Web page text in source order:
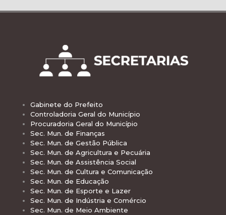
Gabinete do Prefeito
Controladoria Geral do Município
Procuradoria Geral do Município
Sec. Mun. de Finanças
Sec. Mun. de Gestão Pública
Sec. Mun. de Agricultura e Pecuária
Sec. Mun. de Assistência Social
Sec. Mun. de Cultura e Comunicação
Sec. Mun. de Educação
Sec. Mun. de Esporte e Lazer
Sec. Mun. de Indústria e Comércio
Sec. Mun. de Meio Ambiente